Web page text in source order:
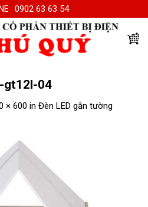
0902 63 63 54
gt12l-04
× 600 in Đèn LED gắn tường